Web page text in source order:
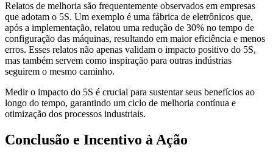
Relatos de melhoria são frequentemente observados em empresas
que adotam o 5S. Um exemplo é uma fábrica de eletrônicos que,
após a implementação, relatou uma redução de 30% no tempo de
configuração das máquinas, resultando em maior eficiência e menos
erros. Esses relatos não apenas validam o impacto positivo do 5S,
mas também servem como inspiração para outras indústrias
seguirem o mesmo caminho.
Medir o impacto do 5S é crucial para sustentar seus benefícios ao
longo do tempo, garantindo um ciclo de melhoria contínua e
otimização dos processos industriais.
Conclusão e Incentivo à Ação